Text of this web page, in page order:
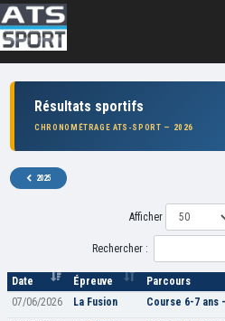
Résultats sportifs
CHRONOMÉTRAGE ATS-SPORT — 2026
2025
Afficher
Rechercher :
Date Épreuve Parcours
07/06/2026
La Fusion Course 6-7 ans